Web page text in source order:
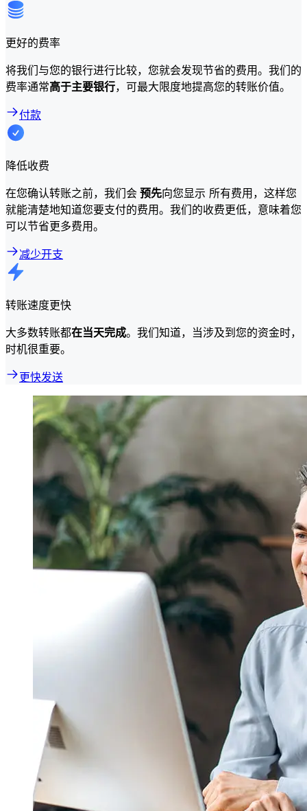
更好的费率
将我们与您的银行进行比较，您就会发现节省的费用。我们的
费率通常高于主要银行，可最大限度地提高您的转账价值。
付款
降低收费
在您确认转账之前，我们会 预先向您显示 所有费用，这样您
就能清楚地知道您要支付的费用。我们的收费更低，意味着您
可以节省更多费用。
减少开支
转账速度更快
大多数转账都在当天完成。我们知道，当涉及到您的资金时，
时机很重要。
更快发送